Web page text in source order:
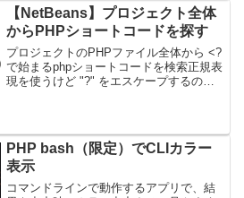
の一つのフォーム内で問い合わせ種類を
選択にしておくとか...
【NetBeans】プロジェクト全体
からPHPショートコードを探す
プロジェクトのPHPファイル全体から <?
で始まるphpショートコードを検索正規表
現を使うけど "?" をエスケープするのが
PHP bash（限定）でCLIカラー
表示
コマンドラインで動作するアプリで、結